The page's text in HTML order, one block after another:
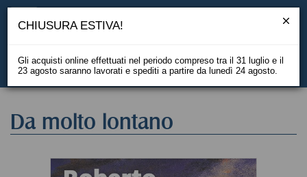
EN
Da molto lontano
CHIUSURA ESTIVA!
Gli acquisti online effettuati nel periodo compreso tra il 31 luglio e il
23 agosto saranno lavorati e spediti a partire da lunedì 24 agosto.